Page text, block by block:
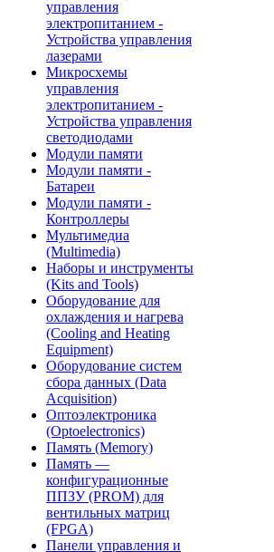
управления
электропитанием -
Устройства управления
лазерами
Микросхемы
управления
электропитанием -
Устройства управления
светодиодами
Модули памяти
Модули памяти -
Батареи
Модули памяти -
Контроллеры
Мультимедиа
(Multimedia)
Наборы и инструменты
(Kits and Tools)
Оборудование для
охлаждения и нагрева
(Cooling and Heating
Equipment)
Оборудование систем
сбора данных (Data
Acquisition)
Оптоэлектроника
(Optoelectronics)
Память (Memory)
Память —
конфигурационные
ППЗУ (PROM) для
вентильных матриц
(FPGA)
Панели управления и